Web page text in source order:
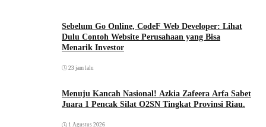
Sebelum Go Online, CodeF Web Developer: Lihat
Dulu Contoh Website Perusahaan yang Bisa
Menarik Investor
23 jam lalu
Menuju Kancah Nasional! Azkia Zafeera Arfa Sabet
Juara 1 Pencak Silat O2SN Tingkat Provinsi Riau.
1 Agustus 2026